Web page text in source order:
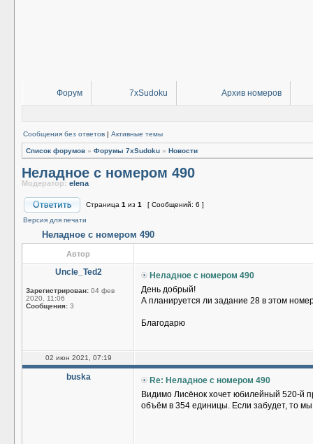
Форум 7xSudoku Архив номеров
Сообщения без ответов | Активные темы
Список форумов » Форумы 7xSudoku » Новости
Неладное с номером 490
Модератор: elena
Страница 1 из 1
[ Сообщений: 6 ]
Версия для печати
Неладное с номером 490
Автор
Uncle_Ted2
Зарегистрирован: 04 фев
2020, 11:06
Сообщения: 3
Неладное с номером 490
День добрый!
А планируется ли задание 28 в этом
Благодарю
02 июн 2021, 07:19
buska
Re: Неладное с номером 490
Видимо Лисёнок хочет юбилейный 520-й
объём в 354 единицы. Если забудет, то